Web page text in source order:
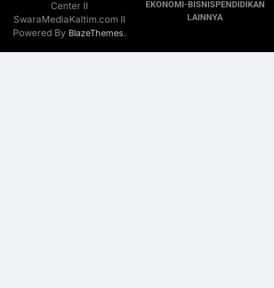
Center II
SwaraMediaKaltim.com II
Powered By BlazeThemes.
EKONOMI-BISNISPENDIDIKAN
LAINNYA